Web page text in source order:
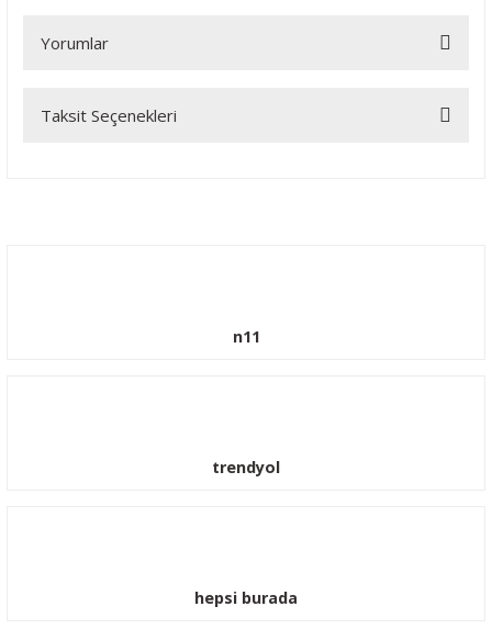
Yorumlar
Bu ürüne ilk yorumu siz yapın!
Taksit Seçenekleri
n11
trendyol
hepsi burada